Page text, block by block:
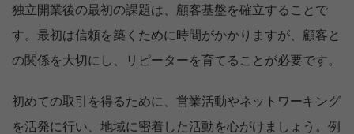
独立開業後の最初の課題は、顧客基盤を確立することで
す。最初は信頼を築くために時間がかかりますが、顧客と
の関係を大切にし、リピーターを育てることが必要です。
初めての取引を得るために、営業活動やネットワーキング
を活発に行い、地域に密着した活動を心がけましょう。例